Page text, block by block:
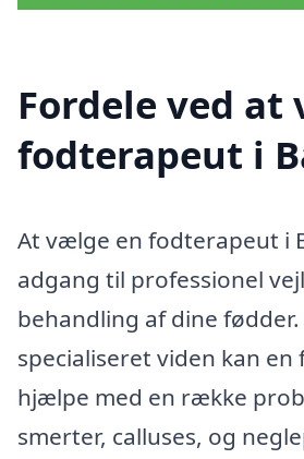
Fordele ved
fodterapeut i
At vælge en fodterapeut i
adgang til professionel
behandling af dine fødder.
specialiseret viden kan
hjælpe med en række
smerter, calluses, og